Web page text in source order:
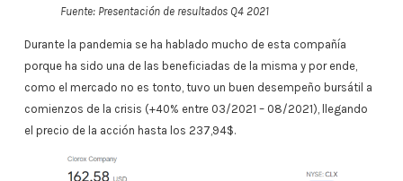
Fuente: Presentación de resultados Q4 2021
Durante la pandemia se ha hablado mucho de esta compañía
porque ha sido una de las beneficiadas de la misma y por ende,
como el mercado no es tonto, tuvo un buen desempeño bursátil a
comienzos de la crisis (+40% entre 03/2021 – 08/2021), llegando
el precio de la acción hasta los 237,94$.